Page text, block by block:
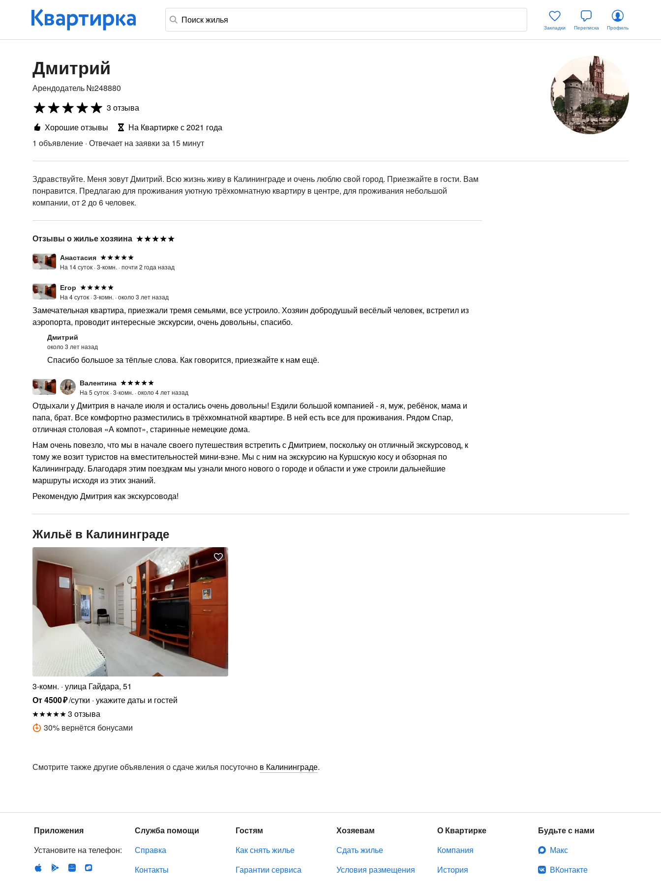
Закладки Переписка Профиль
Дмитрий
Арендодатель №248880
3 отзыва
Хорошие отзывы
На Квартирке с 2021 года
1 объявление· Отвечает на заявки за 15 минут
Здравствуйте. Меня зовут Дмитрий. Всю жизнь живу в Калининграде и очень люблю свой город. Приезжайте в гости. Вам
понравится. Предлагаю для проживания уютную трёхкомнатную квартиру в центре, для проживания небольшой
компании, от 2 до 6 человек.
Отзывы о жилье хозяина
Анастасия
На 14 суток ·3-комн. ·почти 2 года назад
Егор
На 4 суток ·3-комн. ·около 3 лет назад
Замечательная квартира, приезжали тремя семьями, все устроило. Хозяин добродушый весёлый человек, встретил из
аэропорта, проводит интересные экскурсии, очень довольны, спасибо.
Дмитрий
около 3 лет назад
Спасибо большое за тёплые слова. Как говорится, приезжайте к нам ещё.
Валентина
На 5 суток ·3-комн. ·около 4 лет назад
Отдыхали у Дмитрия в начале июля и остались очень довольны! Ездили большой компанией - я, муж, ребёнок, мама и
папа, брат. Все комфортно разместились в трёхкомнатной квартире. В ней есть все для проживания. Рядом Спар,
отличная столовая «А компот», старинные немецкие дома.
Нам очень повезло, что мы в начале своего путешествия встретить с Дмитрием, поскольку он отличный экскурсовод, к
тому же возит туристов на вместительностей мини-вэне. Мы с ним на экскурсию на Куршскую косу и обзорная по
Калининграду. Благодаря этим поездкам мы узнали много нового о городе и области и уже строили дальнейшие
маршруты исходя из этих знаний.
Рекомендую Дмитрия как экскурсовода!
Жильё в Калининграде
3-комн. улица Гайдара, 51
От4500₽/сутки укажите даты и гостей
3 отзыва
30% вернётся бонусами
Смотрите также другие объявления о сдаче жилья посуточно в Калининграде.
Приложения
Установите на телефон:
Служба помощи
Справка
Контакты
Гостям
Как снять жилье
Гарантии сервиса
Хозяевам
Сдать жилье
Условия размещения
О Квартирке
Компания
История
Будьте с нами
Макс
ВКонтакте